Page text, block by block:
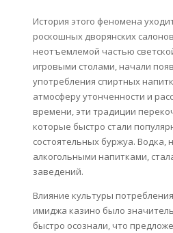
История этого феномена
роскошных дворянских
неотъемлемой частью
игровыми столами, начали
употребления спиртных
атмосферу утонченности и
времени, эти традиции
которые быстро стали
состоятельных буржуа. Водка,
алкогольными напитками,
заведений.
Влияние культуры
имиджа казино было
быстро осознали, что